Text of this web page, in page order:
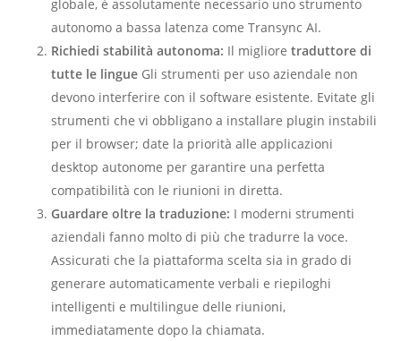
globale, è assolutamente necessario uno strumento
autonomo a bassa latenza come Transync AI.
Richiedi stabilità autonoma: Il migliore traduttore di
tutte le lingueGli strumenti per uso aziendale non
devono interferire con il software esistente. Evitate gli
strumenti che vi obbligano a installare plugin instabili
per il browser; date la priorità alle applicazioni
desktop autonome per garantire una perfetta
compatibilità con le riunioni in diretta.
Guardare oltre la traduzione: I moderni strumenti
aziendali fanno molto di più che tradurre la voce.
Assicurati che la piattaforma scelta sia in grado di
generare automaticamente verbali e riepiloghi
intelligenti e multilingue delle riunioni,
immediatamente dopo la chiamata.